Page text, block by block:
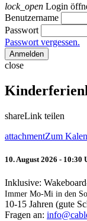
lock_open Login
Benutzername
Passwort
Passwort vergessen.
Anmelden
close
shareLink teilen
attachmentZum
10. August 2026 - 10:30
Inklusive:
Immer Mo-Mi in den
10-15 Jahren (gute
Fragen an: